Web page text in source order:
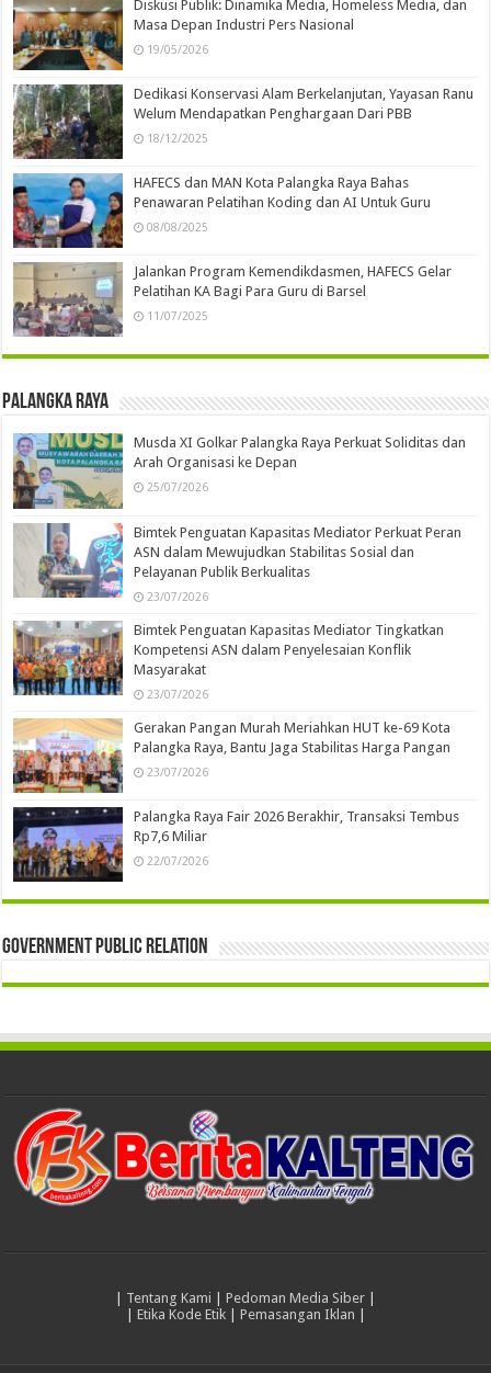
Diskusi Publik: Dinamika Media, Homeless Media, dan
Masa Depan Industri Pers Nasional
19/05/2026
Dedikasi Konservasi Alam Berkelanjutan, Yayasan Ranu
Welum Mendapatkan Penghargaan Dari PBB
18/12/2025
HAFECS dan MAN Kota Palangka Raya Bahas
Penawaran Pelatihan Koding dan AI Untuk Guru
08/08/2025
Jalankan Program Kemendikdasmen, HAFECS Gelar
Pelatihan KA Bagi Para Guru di Barsel
11/07/2025
Palangka Raya
Musda XI Golkar Palangka Raya Perkuat Soliditas dan
Arah Organisasi ke Depan
25/07/2026
Bimtek Penguatan Kapasitas Mediator Perkuat Peran
ASN dalam Mewujudkan Stabilitas Sosial dan
Pelayanan Publik Berkualitas
23/07/2026
Bimtek Penguatan Kapasitas Mediator Tingkatkan
Kompetensi ASN dalam Penyelesaian Konflik
Masyarakat
23/07/2026
Gerakan Pangan Murah Meriahkan HUT ke-69 Kota
Palangka Raya, Bantu Jaga Stabilitas Harga Pangan
23/07/2026
Palangka Raya Fair 2026 Berakhir, Transaksi Tembus
Rp7,6 Miliar
22/07/2026
Government Public Relation
| Tentang Kami | Pedoman Media Siber |
| Etika Kode Etik| Pemasangan Iklan |